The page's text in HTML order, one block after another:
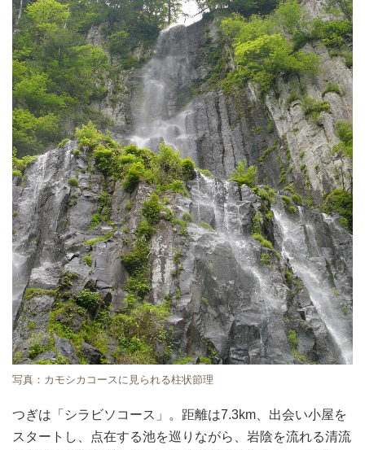
写真：カモシカコースに見られる柱状節理
つぎは「シラビソコース」。距離は7.3km、出会い小屋を
スタートし、点在する池を巡りながら、岩陰を流れる清流